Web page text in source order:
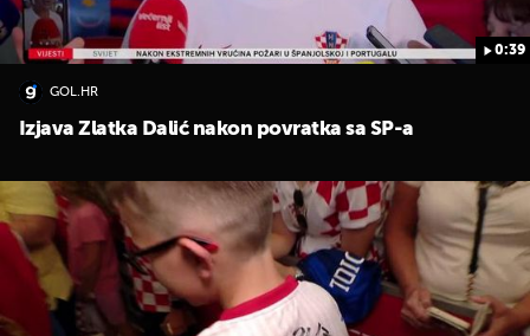
0:39
GOL.HR
Izjava Zlatka Dalić nakon povratka sa SP-a